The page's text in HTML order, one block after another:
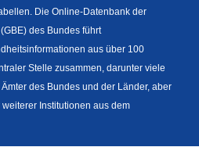
Die Online-Datenbank der
des Bundes führt
aus über 100
Stelle zusammen, darunter viele
des Bundes und der Länder, aber
Institutionen aus dem